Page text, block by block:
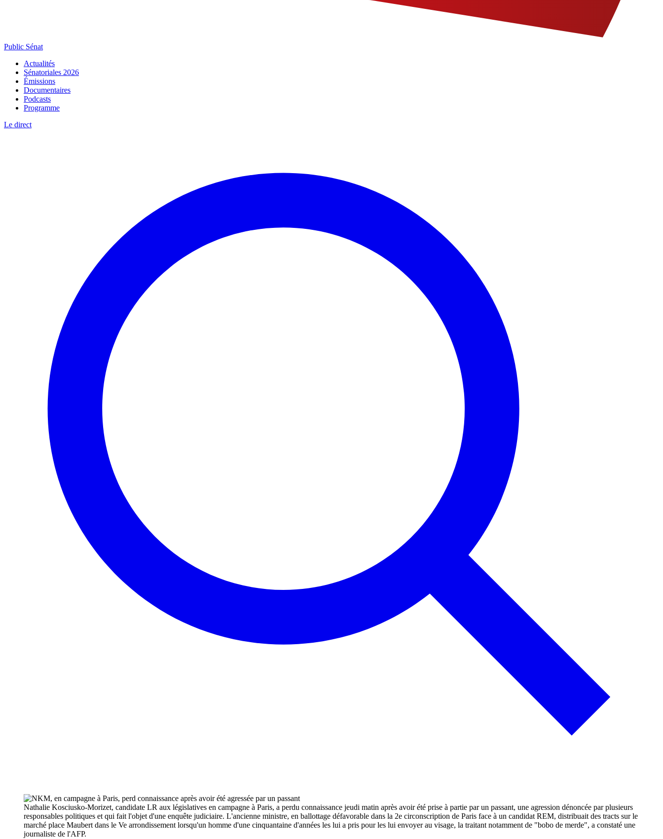
Public Sénat
Actualités
Sénatoriales 2026
Émissions
Documentaires
Podcasts
Programme
Le direct
Nathalie Kosciusko-Morizet, candidate LR aux législatives en campagne à Paris, a perdu connaissance jeudi matin après avoir été prise à partie par un passant, une agression dénoncée par plusieurs
responsables politiques et qui fait l'objet d'une enquête judiciaire. L'ancienne ministre, en ballottage défavorable dans la 2e circonscription de Paris face à un candidat REM, distribuait des tracts sur le
marché place Maubert dans le Ve arrondissement lorsqu'un homme d'une cinquantaine d'années les lui a pris pour les lui envoyer au visage, la traitant notamment de "bobo de merde", a constaté une
journaliste de l'AFP.